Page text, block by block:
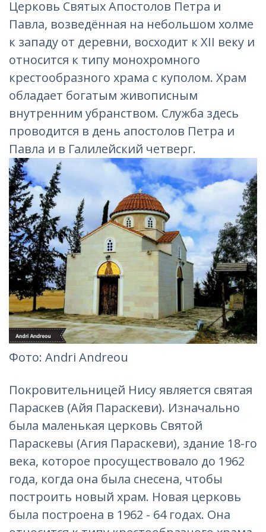
Церковь Святых Апостолов Петра и
Павла, возведённая на небольшом холме
к западу от деревни, восходит к XII веку и
относится к типу монохромного
крестообразного храма с куполом. Храм
обладает богатым живописным
внутренним убранством. Служба здесь
проводится в день апостолов Петра и
Павла и в Галилейский четверг.
Фотo: Andri Andreou‎
Покровительницей Нису является святая
Параскев (Айя Параскеви). Изначально
была маленькая церковь Святой
Параскевы (Агия Параскеви), здание 18-го
века, которое просуществовало до 1962
года, когда она была снесена, чтобы
построить новый храм. Новая церковь
была построена в 1962 - 64 годах. Она